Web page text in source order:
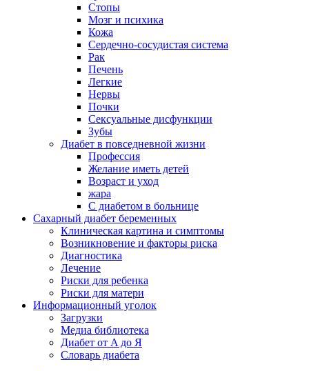
Стопы
Мозг и психика
Кожа
Сердечно-сосудистая система
Рак
Печень
Легкие
Нервы
Почки
Сексуальные дисфункции
Зубы
Диабет в повседневной жизни
Профессия
Желание иметь детей
Возраст и уход
жара
С диабетом в больнице
Сахарный диабет беременных
Клиническая картина и симптомы
Возникновение и факторы риска
Диагностика
Лечение
Риски для ребенка
Риски для матери
Информационный уголок
Загрузки
Медиа библиотека
Диабет от A до Я
Словарь диабета